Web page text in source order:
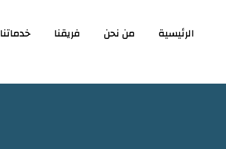
الرئيسية من نحن فريقنا خدماتنا